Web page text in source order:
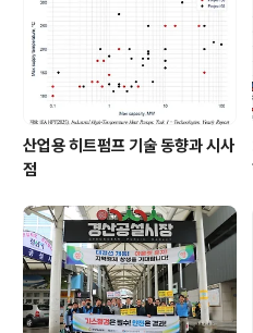
- 우리 기업 참여 장려 ⇒ 국내 산업 기술ㆍ
출 ▶ 수소발전 입찰시장 종류는? ① 일반수
추출수소, 부생수소 사용 허..
산업용 히트펌프 기술 동향과 시사
점